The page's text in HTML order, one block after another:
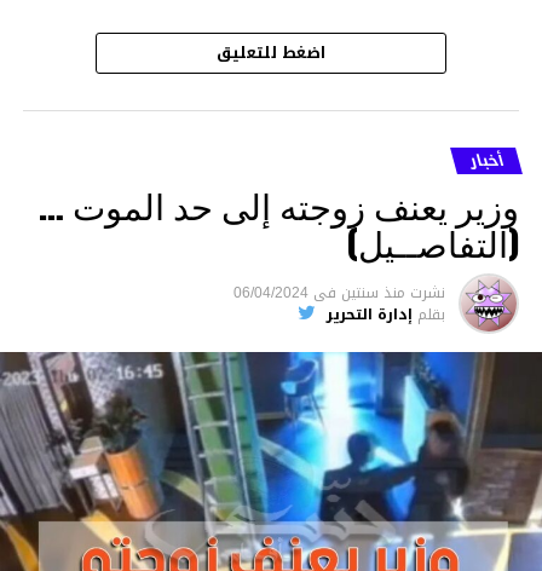
اضغط للتعليق
أخبار
وزير يعنف زوجته إلى حد الموت …
(التفاصــيل)
نشرت منذ سنتين فى 06/04/2024
بقلم إدارة التحرير